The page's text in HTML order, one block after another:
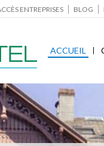
ENTREPRISES BLOG
ACCUEIL